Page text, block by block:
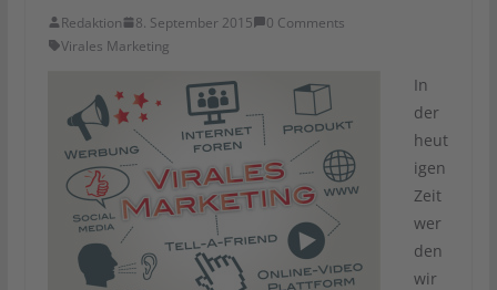
Redaktion 8. September 2015
0 Comments
Virales Marketing
In
der
heut
igen
Zeit
wer
den
wir